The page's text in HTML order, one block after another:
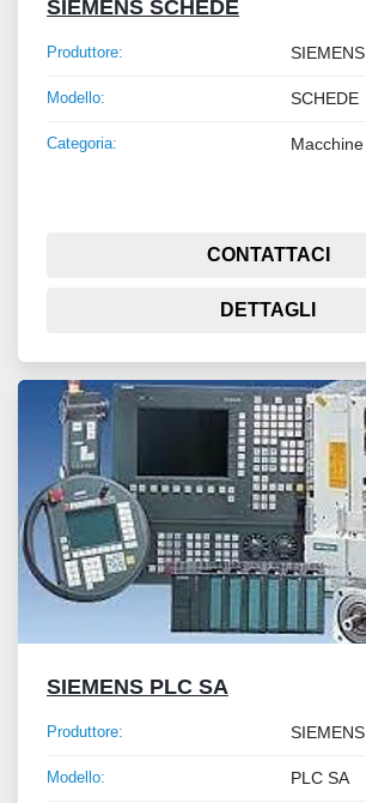
SIEMENS SCHEDE
Produttore: SIEMENS
Modello: SCHEDE
Categoria:
CONTATTACI
DETTAGLI
SIEMENS PLC SA
Produttore: SIEMENS
Modello: PLC SA